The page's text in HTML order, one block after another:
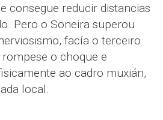
consegue reducir distancias
Pero o Soneira superou
facía o terceiro
o choque e
ao cadro muxián,
local.